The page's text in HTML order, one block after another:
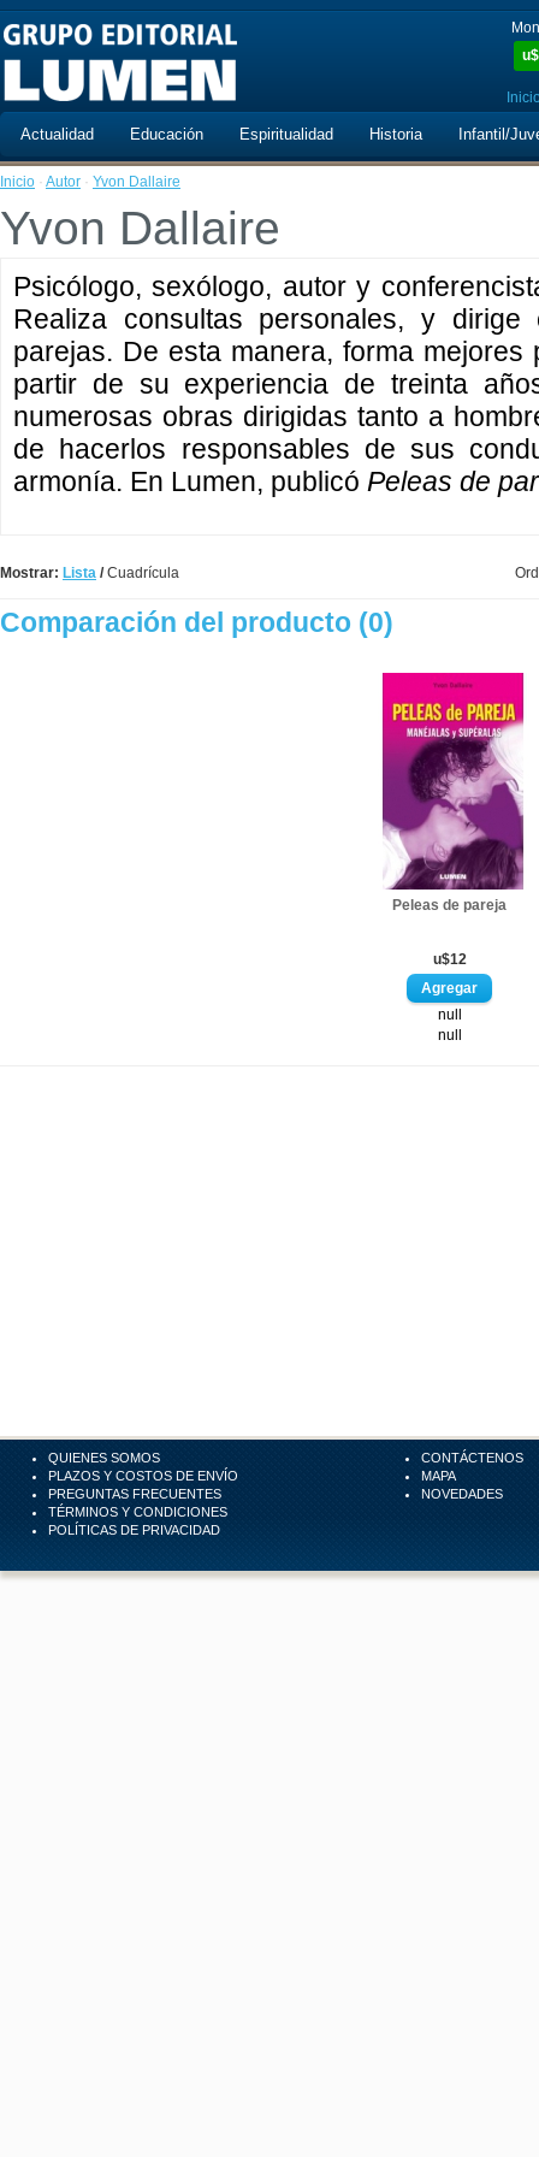
u$
Actualidad Educación Espiritualidad Historia Infantil/
Inicio · Autor · Yvon Dallaire
Yvon Dallaire
Psicólogo, sexólogo, autor y
Realiza consultas personales, y
parejas. De esta manera, forma mejores
partir de su experiencia de treinta
numerosas obras dirigidas tanto a
de hacerlos responsables de sus
armonía. En Lumen, publicó Peleas de
Mostrar: Lista /Cuadrícula
Comparación del producto (0)
Peleas de pareja
u$12
null
null
QUIENES SOMOS
PLAZOS Y COSTOS DE ENVÍO
PREGUNTAS FRECUENTES
TÉRMINOS Y CONDICIONES
POLÍTICAS DE PRIVACIDAD
CONTÁCTENOS
MAPA
NOVEDADES